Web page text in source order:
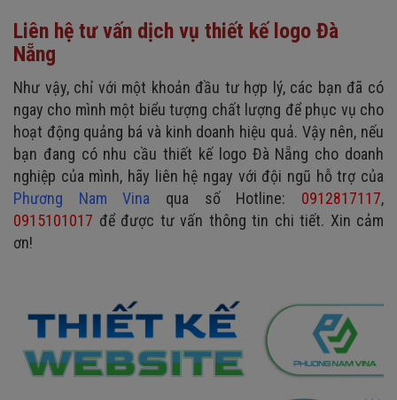
Liên hệ tư vấn dịch vụ thiết kế logo Đà
Nẵng
Như vậy, chỉ với một khoản đầu tư hợp lý, các bạn đã có
ngay cho mình một biểu tượng chất lượng để phục vụ cho
hoạt động quảng bá và kinh doanh hiệu quả. Vậy nên, nếu
bạn đang có nhu cầu thiết kế logo Đà Nẵng cho doanh
nghiệp của mình, hãy liên hệ ngay với đội ngũ hỗ trợ của
Phương Nam Vina qua số Hotline: 0912817117,
0915101017 để được tư vấn thông tin chi tiết. Xin cảm
ơn!